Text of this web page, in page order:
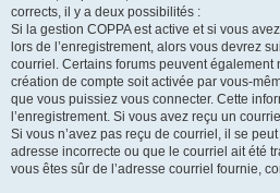
corrects, il y a deux possibilités :
Si la gestion COPPA est active et si vous
lors de l’enregistrement, alors vous devrez
courriel. Certains forums peuvent également
création de compte soit activée par vous-
que vous puissiez vous connecter. Cette
l’enregistrement. Si vous avez reçu un
Si vous n’avez pas reçu de courriel, il se
adresse incorrecte ou que le courriel ait été
vous êtes sûr de l’adresse courriel fournie,